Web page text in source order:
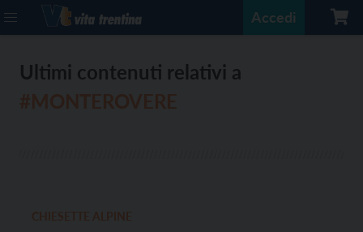
Accedi
Ultimi contenuti relativi a